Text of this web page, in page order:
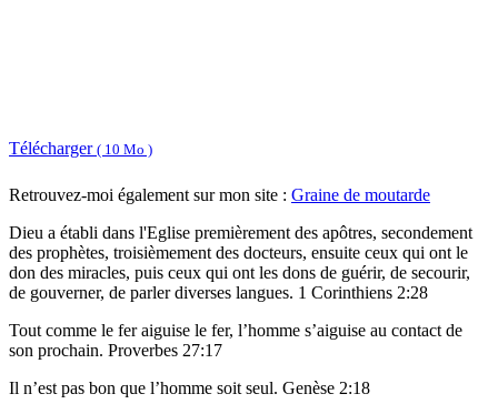
Télécharger ( 10 Mo )
Retrouvez-moi également sur mon site : Graine de moutarde
Dieu a établi dans l'Eglise premièrement des apôtres, secondement
des prophètes, troisièmement des docteurs, ensuite ceux qui ont le
don des miracles, puis ceux qui ont les dons de guérir, de secourir,
de gouverner, de parler diverses langues. 1 Corinthiens 2:28
Tout comme le fer aiguise le fer, l’homme s’aiguise au contact de
son prochain. Proverbes 27:17
Il n’est pas bon que l’homme soit seul. Genèse 2:18